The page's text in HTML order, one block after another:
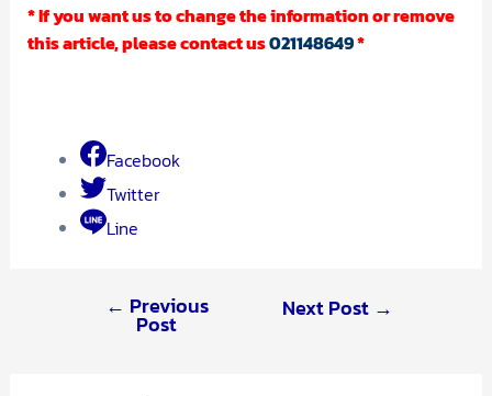
* If you want us to change the information or remove
this article, please contact us021148649*
Facebook
Twitter
Line
← Previous
Post
Next Post →